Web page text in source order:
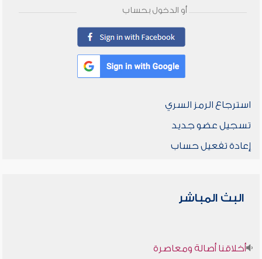
أو الدخول بحساب
استرجاع الرمز السري
تسجيل عضو جديد
إعادة تفعيل حساب
البث المباشر
أخلاقنا أصالة ومعاصرة